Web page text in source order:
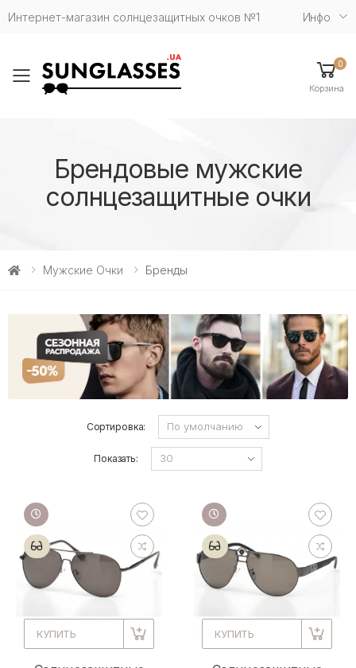
Интернет-магазин солнцезащитных очков №1 Инфо
Toggle mobile menu
0
Корзина
Брендовые мужские
солнцезащитные очки
Мужские Очки Бренды
Сортировка:
Показать:
КУПИТЬ КУПИТЬ